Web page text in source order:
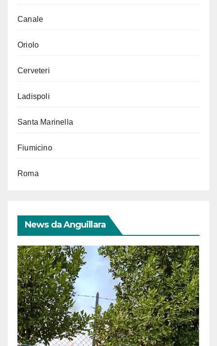
Canale
Oriolo
Cerveteri
Ladispoli
Santa Marinella
Fiumicino
Roma
News da Anguillara